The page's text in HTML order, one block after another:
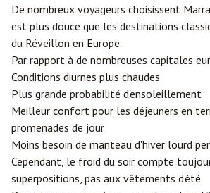
De nombreux voyageurs choisissent
est plus douce que les destinations
du Réveillon en Europe.
Par rapport à de nombreuses capitales
Conditions diurnes plus chaudes
Plus grande probabilité d'ensoleillement
Meilleur confort pour les déjeuners en
promenades de jour
Moins besoin de manteau d'hiver lourd
Cependant, le froid du soir compte
superpositions, pas aux vêtements d'été.